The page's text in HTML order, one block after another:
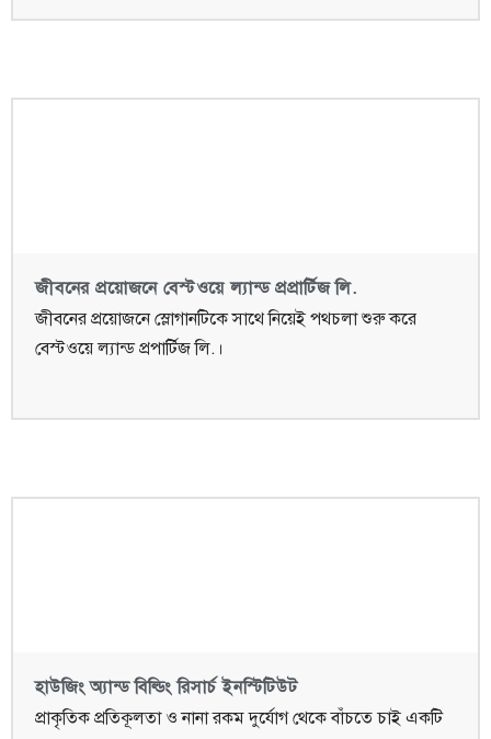
জীবনের প্রয়োজনে বেস্টওয়ে ল্যান্ড প্রপ্রার্টিজ লি.
জীবনের প্রয়োজনে স্লোগানটিকে সাথে নিয়েই পথচলা শুরু করে
বেস্টওয়ে ল্যান্ড প্রপার্টিজ লি.।
হাউজিং অ্যান্ড বিল্ডিং রিসার্চ ইনস্টিটিউট
প্রাকৃতিক প্রতিকূলতা ও নানা রকম দুর্যোগ থেকে বাঁচতে চাই একটি